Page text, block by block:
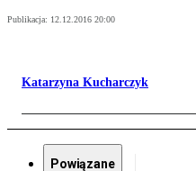
Publikacja: 12.12.2016 20:00
Katarzyna Kucharczyk
Powiązane